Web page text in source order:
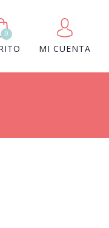
0
MI CUENTA